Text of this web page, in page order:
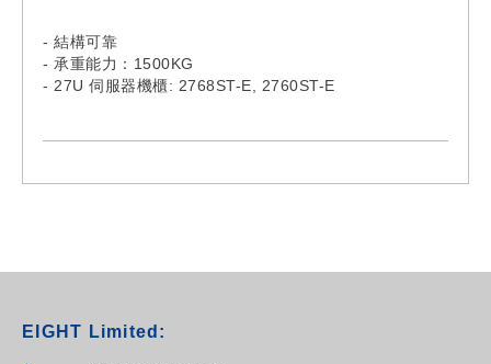
- 結構可靠
- 承重能力：1500KG
- 27U 伺服器機櫃: 2768ST-E, 2760ST-E
EIGHT Limited: